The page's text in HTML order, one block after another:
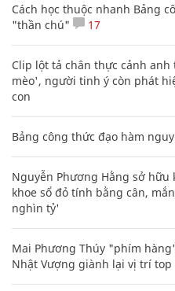
Cách học thuộc nhanh Bảng
"thần chú"
17
Clip lột tả chân thực cảnh
mèo', người tinh ý còn phát
con
Bảng công thức đạo hàm
Nguyễn Phương Hằng sở
khoe sổ đỏ tính bằng cân,
nghìn tỷ'
Mai Phương Thúy "phím
Nhật Vượng giành lại vị trí